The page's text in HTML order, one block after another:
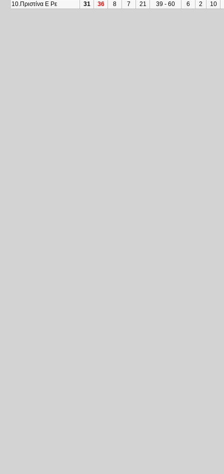
10.Πριστίνα Ε Ρε
31 36 8 7 21 39 - 60 6 2 10